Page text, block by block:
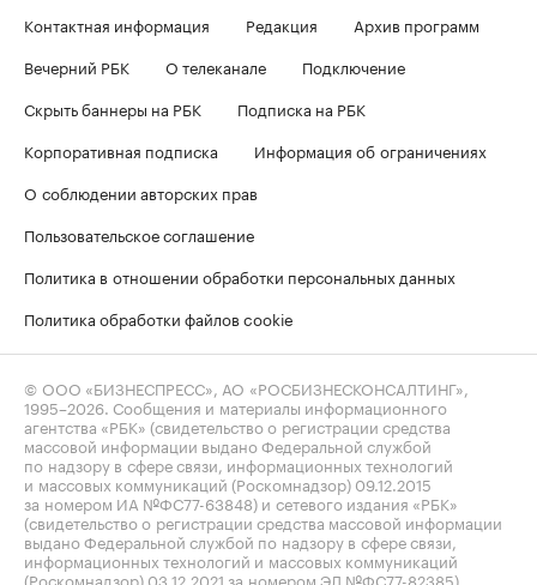
Контактная информация Редакция
Архив программ
Вечерний РБК
О телеканале
Подключение
Скрыть баннеры на РБК
Подписка на РБК
Корпоративная подписка
Информация об ограничениях
О соблюдении авторских прав
Пользовательское соглашение
Политика в отношении обработки персональных данных
Политика обработки файлов cookie
© ООО «БИЗНЕСПРЕСС», АО «РОСБИЗНЕСКОНСАЛТИНГ»,
1995–2026 . Сообщения и материалы информационного
агентства «РБК» (свидетельство о регистрации средства
массовой информации выдано Федеральной службой
по надзору в сфере связи, информационных технологий
и массовых коммуникаций (Роскомнадзор) 09.12.2015
за номером ИА №ФС77-63848) и сетевого издания «РБК»
(свидетельство о регистрации средства массовой информации
выдано Федеральной службой по надзору в сфере связи,
информационных технологий и массовых коммуникаций
(Роскомнадзор) 03.12.2021 за номером ЭЛ №ФС77-82385)